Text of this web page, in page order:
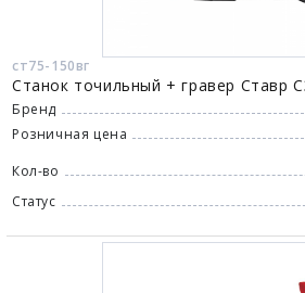
ст75-150вг
Станок точильный + гравер Ставр
Бренд
Розничная цена
Кол-во
Статус